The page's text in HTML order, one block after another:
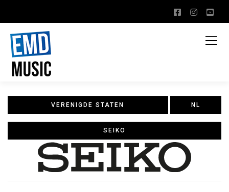
VERENIGDE STATEN NL
SEIKO